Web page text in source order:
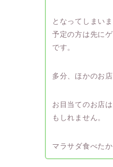
となってしまい
予定の方は先に
です。
多分、ほかのお
お目当てのお店
もしれません。
マラサダ食べたか